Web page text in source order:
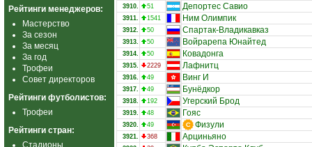
Рейтинги менеджеров:
Мастерство
За сезон
За месяц
За год
Трофеи
Совет директоров
Рейтинги футболистов:
Трофеи
Рейтинги стран:
Стадионы
3910. 51 Депортес Савио
3911. 1541 Ним Олимпик
3912. 50 Спартак-Владикавказ
3913. 50 Войрарепа Юнайтед
3914. 50 Ковадонга
3915. 2229 Лафнитц
3916. 49 Винг И
3917. 49 Бунёдкор
3918. 192 Угерский Брод
3919. 48 Гояс
3920. 49 Физули
3921. 368 Арциньяно